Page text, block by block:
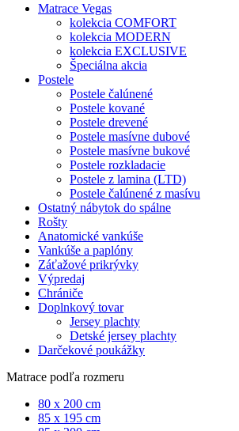
Matrace Vegas
kolekcia COMFORT
kolekcia MODERN
kolekcia EXCLUSIVE
Špeciálna akcia
Postele
Postele čalúnené
Postele kované
Postele drevené
Postele masívne dubové
Postele masívne bukové
Postele rozkladacie
Postele z lamina (LTD)
Postele čalúnené z masívu
Ostatný nábytok do spálne
Rošty
Anatomické vankúše
Vankúše a paplóny
Záťažové prikrývky
Výpredaj
Chrániče
Doplnkový tovar
Jersey plachty
Detské jersey plachty
Darčekové poukážky
Matrace podľa rozmeru
80 x 200 cm
85 x 195 cm